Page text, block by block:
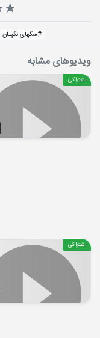
#سگهای نگهبان
ویدیوهای مشابه
اشتراکی
اشتراکی